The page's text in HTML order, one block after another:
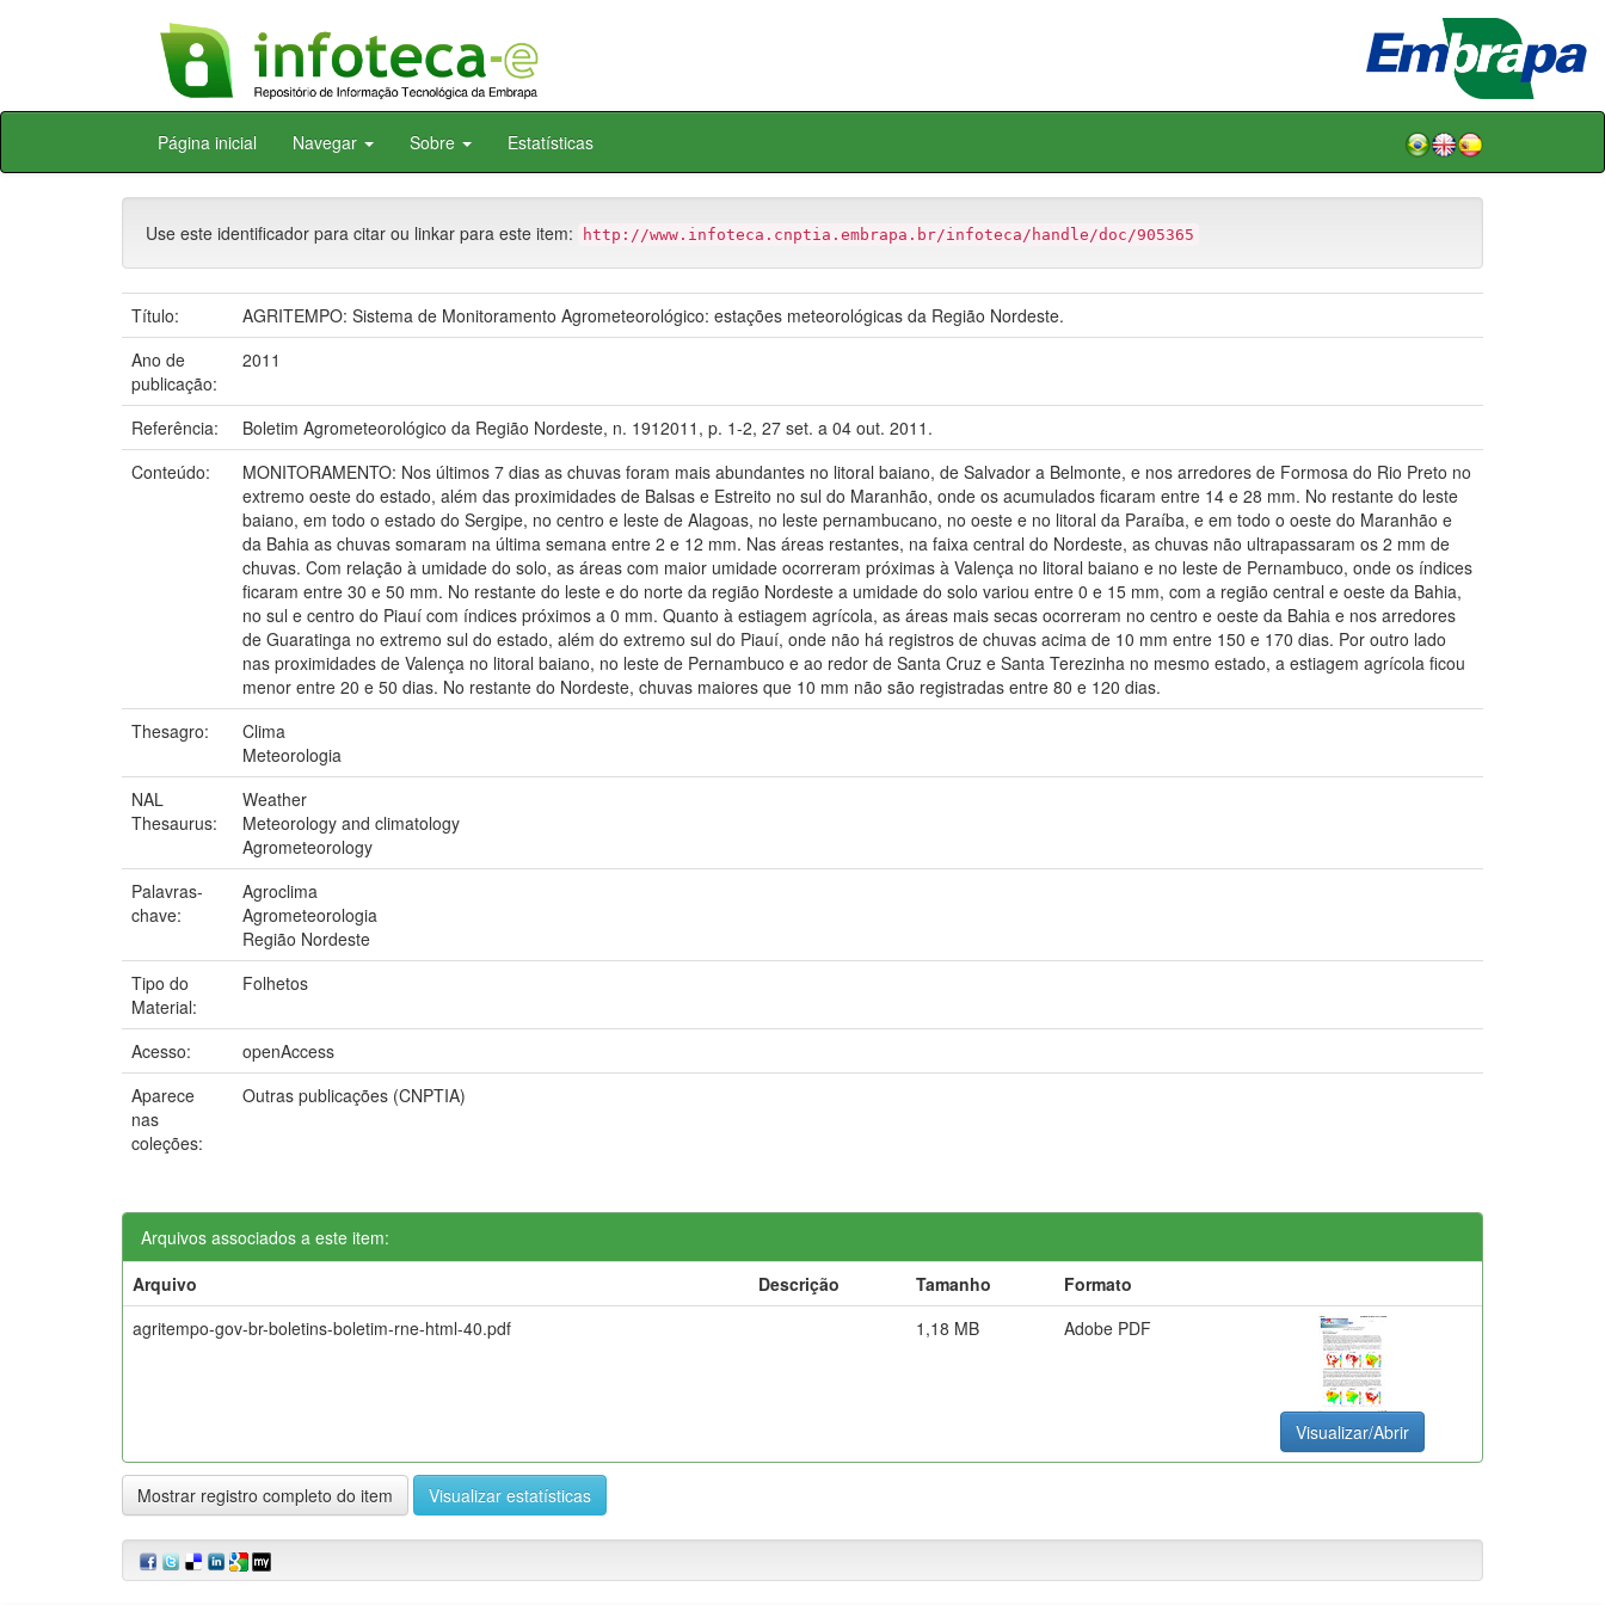
Skip
Página inicial Navegar Sobre Estatísticas
Use este identificador para citar ou linkar para este item: http://www.infoteca.cnptia.embrapa.br/infoteca/handle/doc/905365
Título:
AGRITEMPO: Sistema de Monitoramento Agrometeorológico: estações meteorológicas da Região Nordeste.
Ano de
publicação:
2011
Referência:
Boletim Agrometeorológico da Região Nordeste, n. 1912011, p. 1-2, 27 set. a 04 out. 2011.
Conteúdo:
MONITORAMENTO: Nos últimos 7 dias as chuvas foram mais abundantes no litoral baiano, de Salvador a Belmonte, e nos arredores de Formosa do Rio Preto no
extremo oeste do estado, além das proximidades de Balsas e Estreito no sul do Maranhão, onde os acumulados ficaram entre 14 e 28 mm. No restante do leste
baiano, em todo o estado do Sergipe, no centro e leste de Alagoas, no leste pernambucano, no oeste e no litoral da Paraíba, e em todo o oeste do Maranhão e
da Bahia as chuvas somaram na última semana entre 2 e 12 mm. Nas áreas restantes, na faixa central do Nordeste, as chuvas não ultrapassaram os 2 mm de
chuvas. Com relação à umidade do solo, as áreas com maior umidade ocorreram próximas à Valença no litoral baiano e no leste de Pernambuco, onde os índices
ficaram entre 30 e 50 mm. No restante do leste e do norte da região Nordeste a umidade do solo variou entre 0 e 15 mm, com a região central e oeste da Bahia,
no sul e centro do Piauí com índices próximos a 0 mm. Quanto à estiagem agrícola, as áreas mais secas ocorreram no centro e oeste da Bahia e nos arredores
de Guaratinga no extremo sul do estado, além do extremo sul do Piauí, onde não há registros de chuvas acima de 10 mm entre 150 e 170 dias. Por outro lado
nas proximidades de Valença no litoral baiano, no leste de Pernambuco e ao redor de Santa Cruz e Santa Terezinha no mesmo estado, a estiagem agrícola ficou
menor entre 20 e 50 dias. No restante do Nordeste, chuvas maiores que 10 mm não são registradas entre 80 e 120 dias.
Thesagro:
Clima
Meteorologia
NAL
Thesaurus:
Weather
Meteorology and climatology
Agrometeorology
Palavras-
chave:
Agroclima
Agrometeorologia
Região Nordeste
Tipo do
Material:
Folhetos
Acesso:
openAccess
Aparece
nas
coleções:
Outras publicações (CNPTIA)
Arquivos associados a este item:
Arquivo
Descrição Tamanho
Formato
agritempo-gov-br-boletins-boletim-rne-html-40.pdf
1,18 MB Adobe PDF
Visualizar/Abrir
Mostrar registro completo do item Visualizar estatísticas